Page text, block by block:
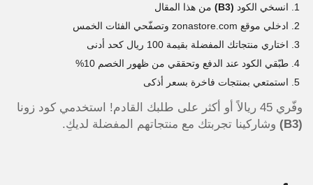
انسخي الكود (B3)
من هذا المقال
ادخلي موقع zonastore.com وتصفّحي الفئات الخمس
اختاري منتجاتك المفضلة بقيمة 100 ريال كحد أدنى
طبّقي الكود عند الدفع وتحققي من ظهور الخصم 10%
استمتعي بمنتجات فاخرة بسعر أذكى
وفّري 45 ريالاً أو أكثر على طلبك القادم! استخدمي كود زونا
(B3)
وشاركينا تجربتك مع منتجاتهم المفضلة لديكِ.